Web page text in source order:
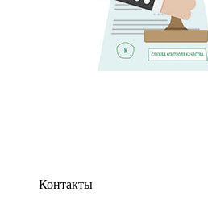
Контакты